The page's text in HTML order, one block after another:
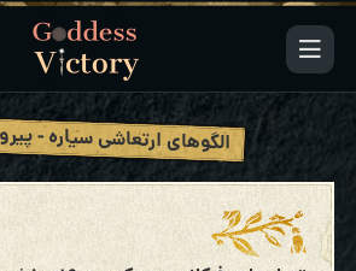
الگوهای ارتعاشی سیاره -